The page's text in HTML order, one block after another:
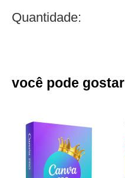
Quantidade:
você pode gostar